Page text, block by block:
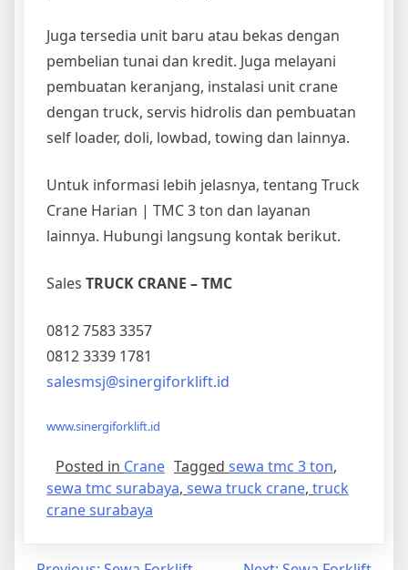
Juga tersedia unit baru atau bekas dengan
pembelian tunai dan kredit. Juga melayani
pembuatan keranjang, instalasi unit crane
dengan truck, servis hidrolis dan pembuatan
self loader, doli, lowbad, towing dan lainnya.
Untuk informasi lebih jelasnya, tentang Truck
Crane Harian | TMC 3 ton dan layanan
lainnya. Hubungi langsung kontak berikut.
Sales TRUCK CRANE – TMC
0812 7583 3357
0812 3339 1781
salesmsj@sinergiforklift.id
www.sinergiforklift.id
Posted in Crane Tagged sewa tmc 3 ton,
sewa tmc surabaya, sewa truck crane, truck
crane surabaya